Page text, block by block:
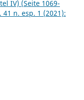
IV) (Seite 1069-
n. esp. 1 (2021):